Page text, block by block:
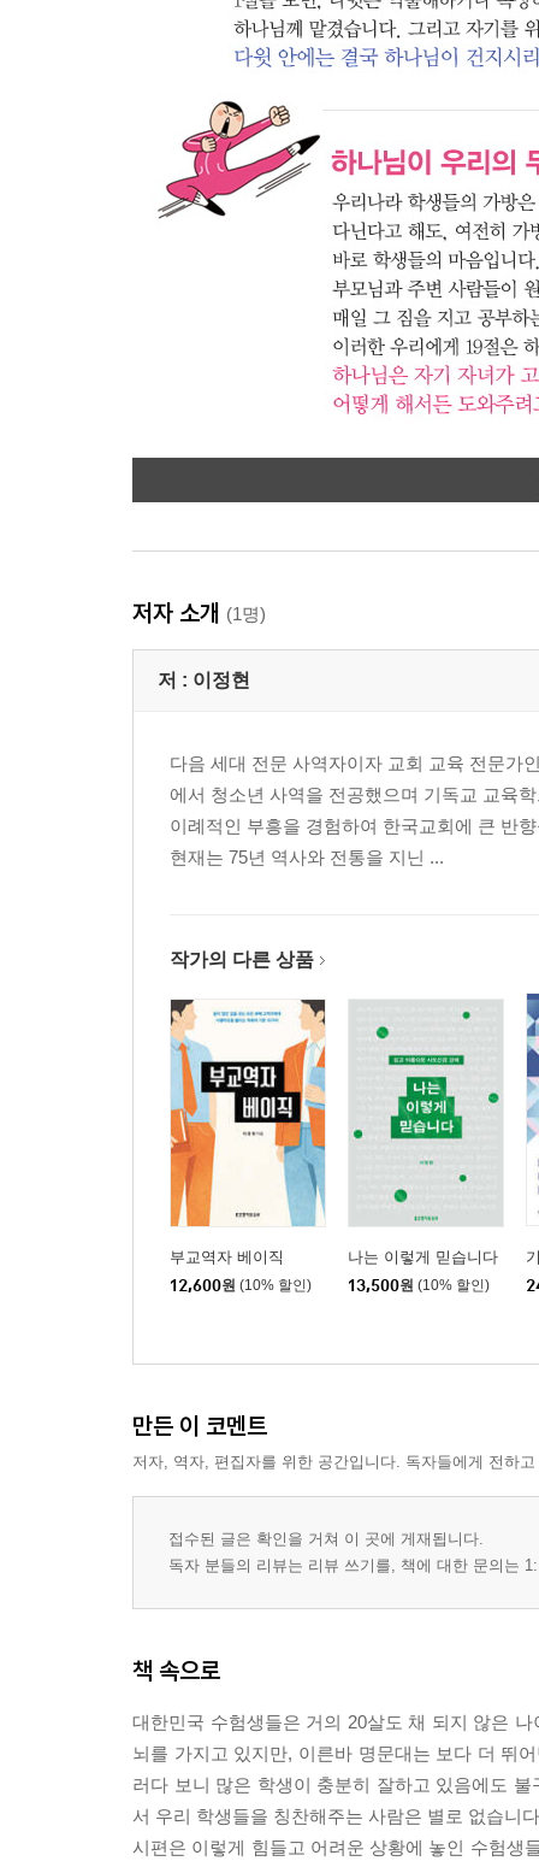
저자 소개 (1명)
저 : 이정현
다음 세대 전문 사역자이자 교회 교육 전문가
에서 청소년 사역을 전공했으며 기독교 교육
이례적인 부흥을 경험하여 한국교회에 큰 반
현재는 75년 역사와 전통을 지닌 ...
작가의 다른 상품
부교역자 베이직
12,600원 (10% 할인)
나는 이렇게 믿습니다
13,500원 (10% 할인)
만든 이 코멘트
저자, 역자, 편집자를 위한 공간입니다. 독자들에게 전하
접수된 글은 확인을 거쳐 이 곳에 게재됩니다.
독자 분들의 리뷰는 리뷰 쓰기를, 책에 대한 문의는
책 속으로
대한민국 수험생들은 거의 20살도 채 되지 않은
뇌를 가지고 있지만, 이른바 명문대는 보다 더 뛰
러다 보니 많은 학생이 충분히 잘하고 있음에도
서 우리 학생들을 칭찬해주는 사람은 별로 없습니
시편은 이렇게 힘들고 어려운 상황에 놓인 수험생